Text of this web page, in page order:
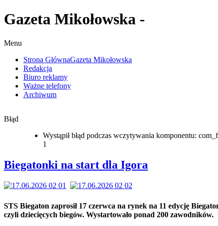
Gazeta Mikołowska -
Menu
Strona GłównaGazeta Mikołowska
Redakcja
Biuro reklamy
Ważne telefony
Archiwum
Błąd
Wystąpił błąd podczas wczytywania komponentu:
1
Biegatonki na start dla Igora
STS Biegaton zaprosił 17 czerwca na rynek na 11 edycję
czyli dziecięcych biegów. Wystartowało ponad 200 zawodników.